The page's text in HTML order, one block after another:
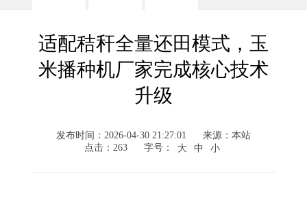
适配秸秆全量还田模式，玉
米播种机厂家完成核心技术
升级
发布时间：2026-04-30 21:27:01
来源：本站
点击：263
字号： 大 中 小